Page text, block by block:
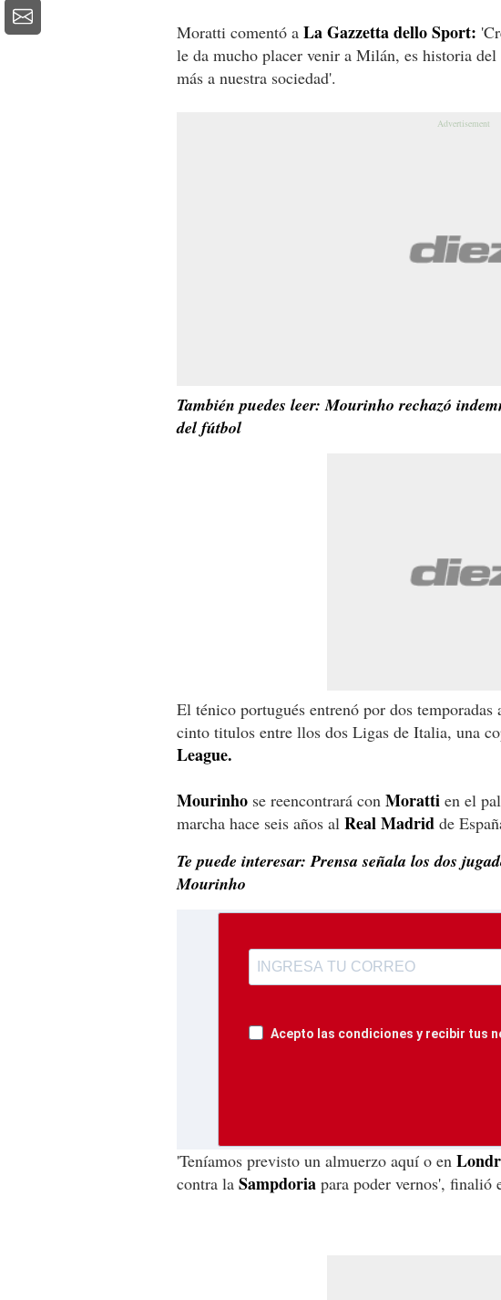
Moratti comentó a La Gazzetta dello Sport:
le da mucho placer venir a Milán, es historia
más a nuestra sociedad'.
También puedes leer: Mourinho rechazó
del fútbol
El ténico portugués entrenó por dos
cinto titulos entre llos dos Ligas de Italia, una
League.
Mourinho se reencontrará con Moratti en el
marcha hace seis años al Real Madrid de
Te puede interesar: Prensa señala los dos
Mourinho
Acepto las condiciones y recibir tus
'Teníamos previsto un almuerzo aquí o en
contra la Sampdoria para poder vernos', finalió